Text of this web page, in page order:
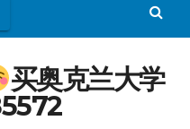
买奥克兰大学